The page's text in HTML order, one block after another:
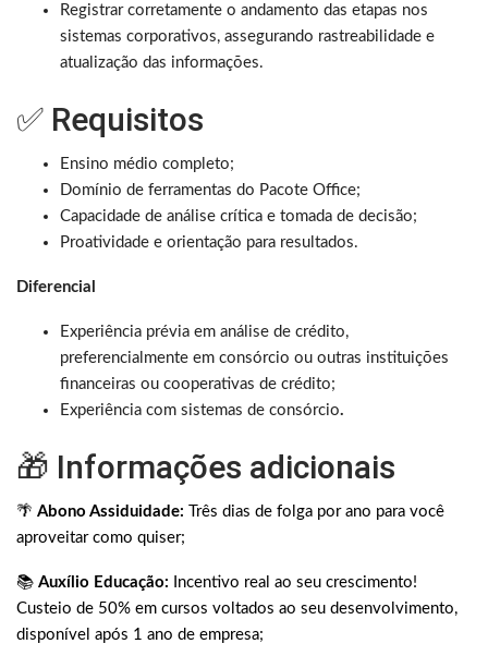
Registrar corretamente o andamento das etapas nos
sistemas corporativos, assegurando rastreabilidade e
atualização das informações.
✅ Requisitos
Ensino médio completo;
Domínio de ferramentas do Pacote Office;
Capacidade de análise crítica e tomada de decisão;
Proatividade e orientação para resultados.
Diferencial
Experiência prévia em análise de crédito,
preferencialmente em consórcio ou outras instituições
financeiras ou cooperativas de crédito;
Experiência com sistemas de consórcio.
🎁 Informações adicionais
🌴 Abono Assiduidade: Três dias de folga por ano para você
aproveitar como quiser;
📚 Auxílio Educação: Incentivo real ao seu crescimento!
Custeio de 50% em cursos voltados ao seu desenvolvimento,
disponível após 1 ano de empresa;